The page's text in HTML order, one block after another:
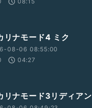
リナモード4 ミク
08-06 08:55:00
04:27
リナモード3リディアン